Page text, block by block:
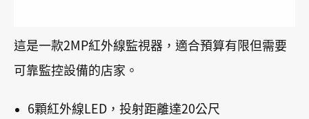
這是一款2MP紅外線監視器，適合預算有限但需要
可靠監控設備的店家。
6顆紅外線LED，投射距離達20公尺